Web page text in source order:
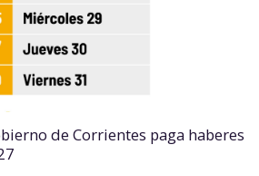
de Corrientes paga haberes